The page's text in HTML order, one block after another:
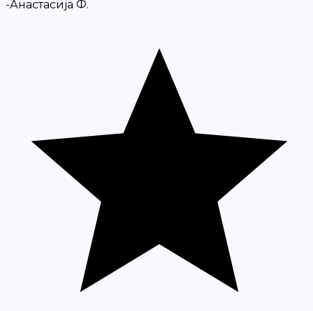
-Анастасија Ф.